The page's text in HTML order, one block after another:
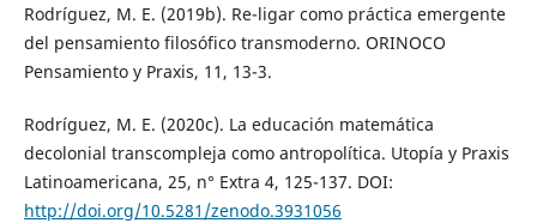
Rodríguez, M. E. (2019b). Re-ligar como práctica emergente
del pensamiento filosófico transmoderno. ORINOCO
Pensamiento y Praxis, 11, 13-3.
Rodríguez, M. E. (2020c). La educación matemática
decolonial transcompleja como antropolítica. Utopía y Praxis
Latinoamericana, 25, n° Extra 4, 125-137. DOI:
http://doi.org/10.5281/zenodo.3931056